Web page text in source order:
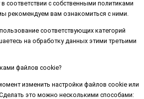
соответствии с собственными политиками
рекомендуем вам ознакомиться с ними.
соответствующих категорий
на обработку данных этими третьими
файлов cookie?
изменить настройки файлов cookie или
это можно несколькими способами: